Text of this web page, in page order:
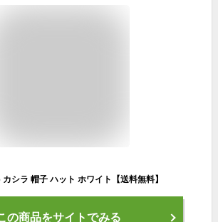
シラ 帽子 ハット ホワイト【送料無料】
の商品をサイトでみる